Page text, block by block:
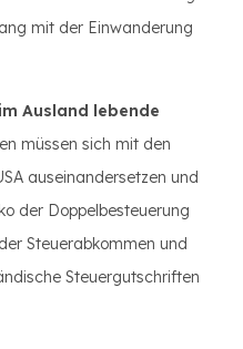
mit der Einwanderung
Ausland lebende
müssen sich mit den
auseinandersetzen und
der Doppelbesteuerung
Steuerabkommen und
Steuergutschriften